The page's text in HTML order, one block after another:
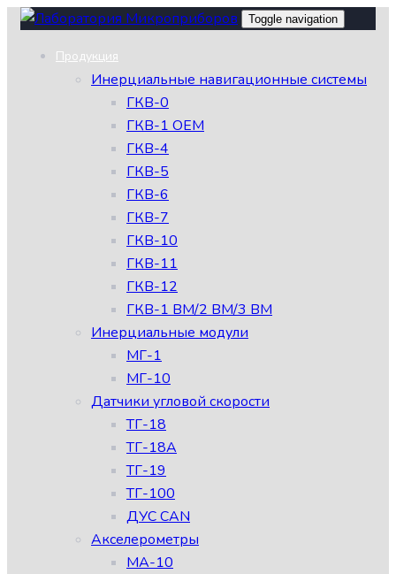
Skip
Skip
primary
Toggle navigation
Продукция
Инерциальные навигационные системы
ГКВ-0
ГКВ-1 OEM
ГКВ-4
ГКВ-5
ГКВ-6
ГКВ-7
ГКВ-10
ГКВ-11
ГКВ-12
ГКВ-1 ВМ/2 ВМ/3 ВМ
Инерциальные модули
МГ-1
МГ-10
Датчики угловой скорости
ТГ-18
ТГ-18А
ТГ-19
ТГ-100
ДУС CAN
Акселерометры
МА-10